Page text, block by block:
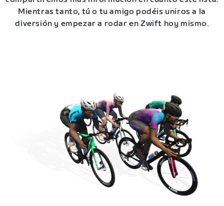
Mientras tanto, tú o tu amigo podéis uniros a la
diversión y empezar a rodar en Zwift hoy mismo.